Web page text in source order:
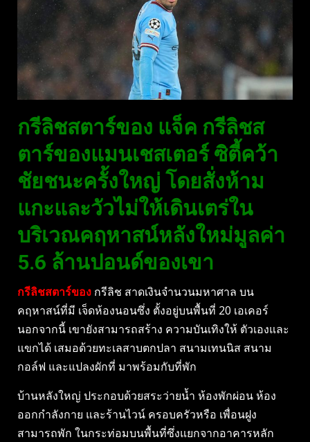
กรีลิชสตาร์ของ แจ็ค กรีลิชส
ตาร์ของแมนเชสเตอร์ ซิตี้คว้า
ชัยชนะครั้งใหญ่ โดยสั่งห้าม
แกะและวัวไม่ให้เดินเตร่ใน
บริเวณคฤหาสน์หลังใหม่มูลค่า
5.6 ล้านปอนด์ของเขา
กรีลิชสตาร์ของ กรีลิช สาดเงินจำนวนมหาศาล บน
คฤหาสน์ที่มี เจ็ดห้องนอนซึ่ง ตั้งอยู่บนพื้นที่ 20 เอเคอร์
นอกจากนี้ เขายังสามารถสร้าง ความบันเทิงให้ ตัวเองและ
แขกได้ เสมอด้วยทะเลสาบตกปลา สนามเทนนิส สนาม
กอล์ฟ และแปลงผักที่ มาพร้อมกับที่พัก
บ้านหลังใหญ่ ประกอบด้วยสระว่ายน้ำ ห้องพักผ่อน ห้อง
ออกกำลังกาย และร้านไวน์ ครอบครัวหรือ เพื่อนฝูง
สามารถพัก ในกระท่อมบนพื้นที่ซึ่งแยกจากอาคารหลัก